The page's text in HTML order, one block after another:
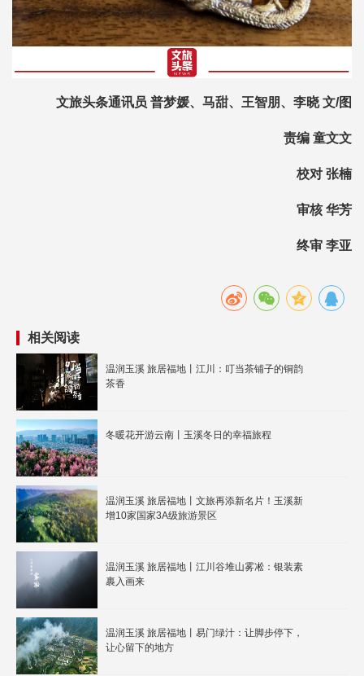
文旅头条通讯员 普梦媛、马甜、王智朋、李晓 文/图
责编 童文文
校对 张楠
审核 华芳
终审 李亚
相关阅读
温润玉溪 旅居福地丨江川：叮当茶铺子的铜韵
茶香
冬暖花开游云南丨玉溪冬日的幸福旅程
温润玉溪 旅居福地丨文旅再添新名片！玉溪新
增10家国家3A级旅游景区
温润玉溪 旅居福地丨江川谷堆山雾凇：银装素
裹入画来
温润玉溪 旅居福地丨易门绿汁：让脚步停下，
让心留下的地方